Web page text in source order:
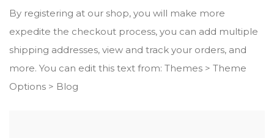
By registering at our shop, you will make more
expedite the checkout process, you can add multiple
shipping addresses, view and track your orders, and
more. You can edit this text from: Themes > Theme
Options > Blog